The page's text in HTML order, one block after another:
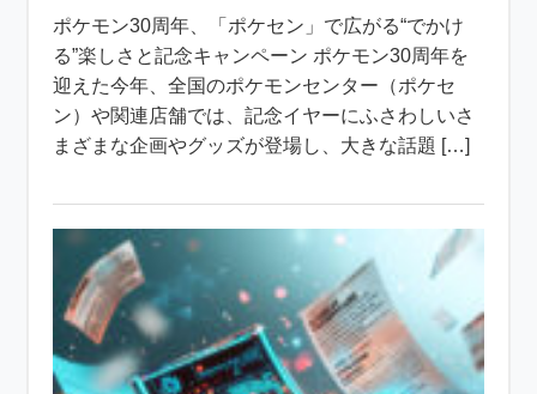
ポケモン30周年、「ポケセン」で広がる“でかけ
る”楽しさと記念キャンペーン ポケモン30周年を
迎えた今年、全国のポケモンセンター（ポケセ
ン）や関連店舗では、記念イヤーにふさわしいさ
まざまな企画やグッズが登場し、大きな話題 […]